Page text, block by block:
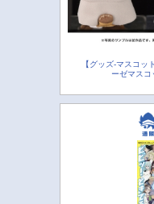
【グッズ-マスコッ
ーゼマスコ